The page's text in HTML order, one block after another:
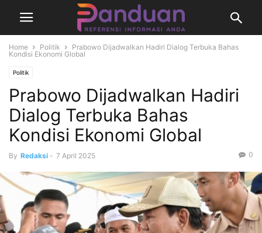
Home Politik
Prabowo Dijadwalkan Hadiri Dialog Terbuka Bahas
Kondisi Ekonomi Global
Politik
Prabowo Dijadwalkan Hadiri
Dialog Terbuka Bahas
Kondisi Ekonomi Global
By Redaksi - 7 April 2025 0